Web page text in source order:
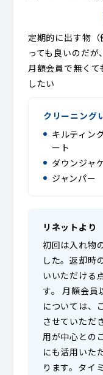
定期的に出す物
っても良いのだが
月額会員で無く
したい
クリーニング
キルティン
ート
ダウンジャ
ジャンパー
リネットより
初回は入れ物
した。返却時
いいただける
す。 月額会員
については、
させていただ
用が中心との
にも活用いた
ります。タイ